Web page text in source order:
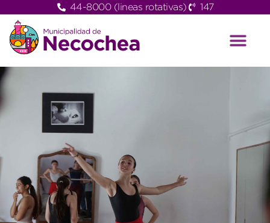
44-8000 (lineas rotativas) 147